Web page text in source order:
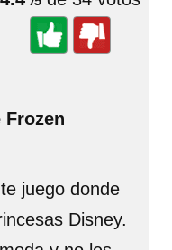
Frozen
juego donde
Disney.